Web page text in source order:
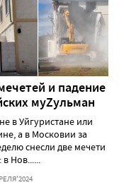
и падение
муZульман
в Уйгуристане или
а в Московии за
снесли две мечети
в Нов......